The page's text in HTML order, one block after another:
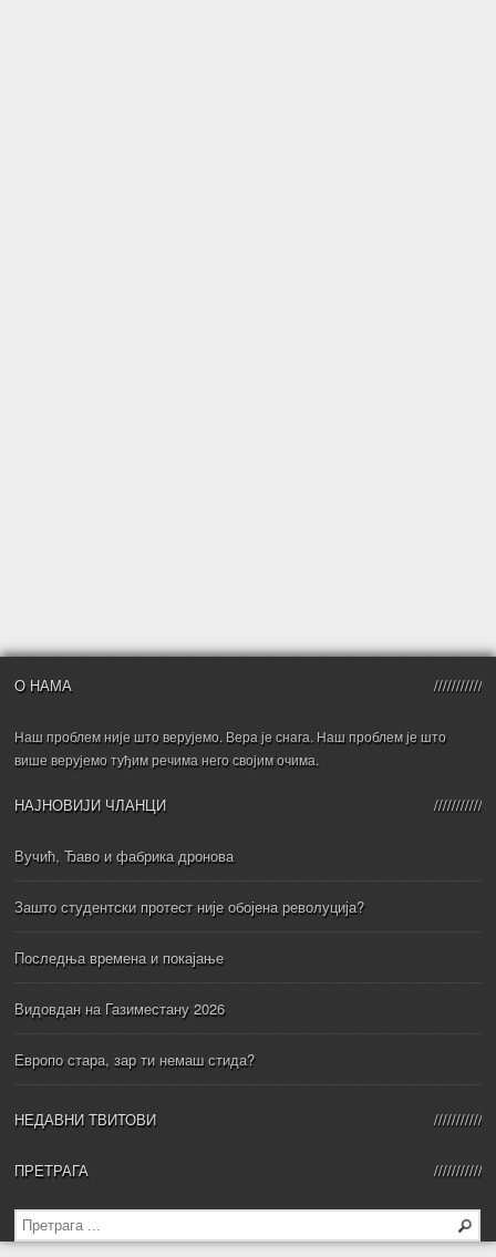
О НАМА
Наш проблем није што верујемо. Вера је снага. Наш проблем је што
више верујемо туђим речима него својим очима.
НАЈНОВИЈИ ЧЛАНЦИ
Вучић, Ђаво и фабрика дронова
Зашто студентски протест није обојена револуција?
Последња времена и покајање
Видовдан на Газиместану 2026
Европо стара, зар ти немаш стида?
НЕДАВНИ ТВИТОВИ
ПРЕТРАГА